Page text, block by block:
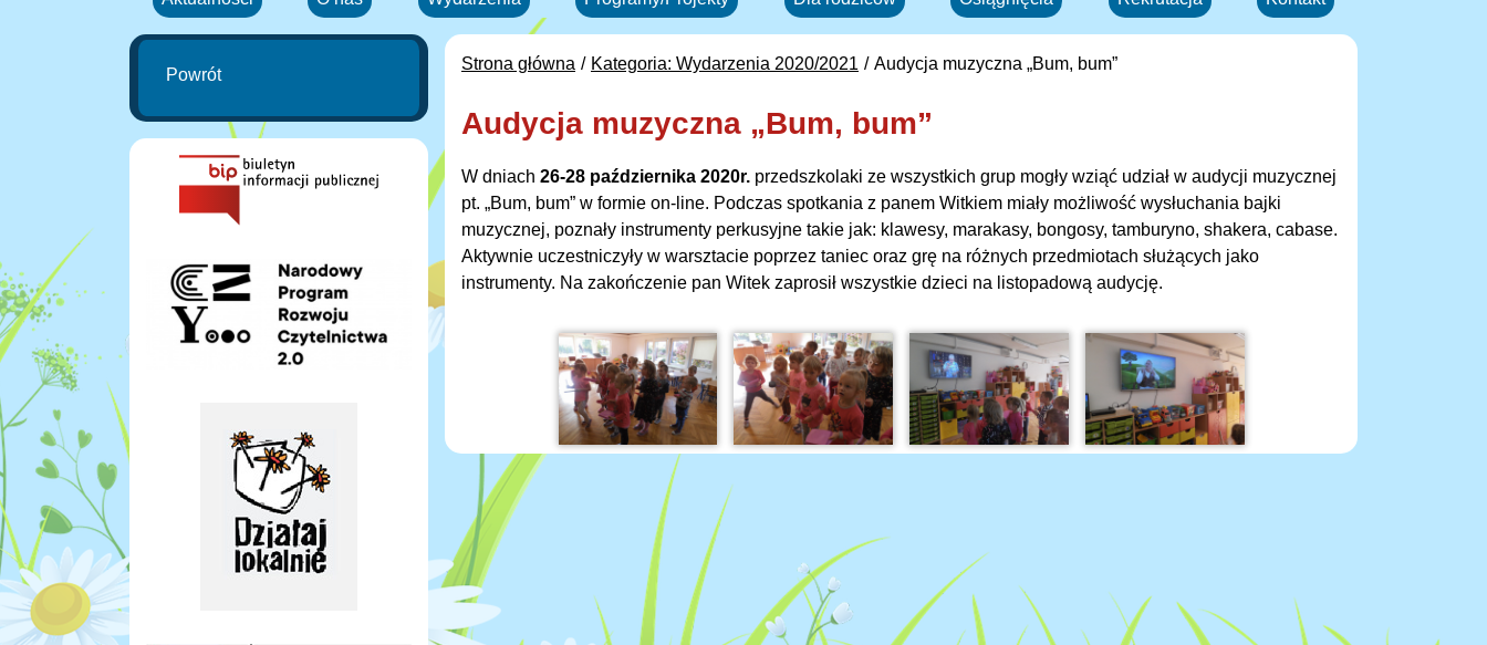
Strona główna Kategoria: Wydarzenia 2020/2021 Audycja muzyczna „Bum, bum”
Audycja muzyczna „Bum, bum”
W dniach 26-28 października 2020r. przedszkolaki ze wszystkich grup mogły wziąć udział w audycji muzycznej
pt. „Bum, bum” w formie on-line. Podczas spotkania z panem Witkiem miały możliwość wysłuchania bajki
muzycznej, poznały instrumenty perkusyjne takie jak: klawesy, marakasy, bongosy, tamburyno, shakera, cabase.
Aktywnie uczestniczyły w warsztacie poprzez taniec oraz grę na różnych przedmiotach służących jako
instrumenty. Na zakończenie pan Witek zaprosił wszystkie dzieci na listopadową audycję.
Powrót